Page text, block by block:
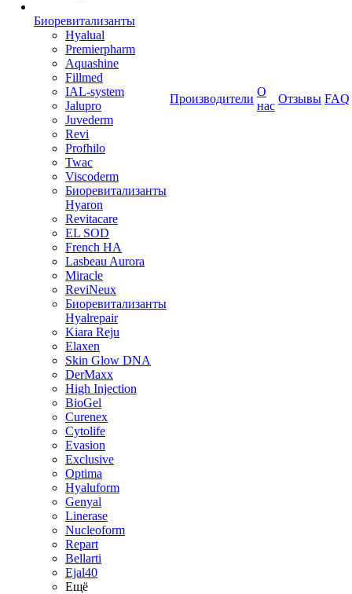
Биоревитализанты
Hyalual
Premierpharm
Aquashine
Fillmed
IAL-system
Jalupro
Juvederm
Revi
Profhilo
Twac
Viscoderm
Биоревитализанты
Hyaron
Revitacare
EL SOD
French HA
Lasbeau Aurora
Miracle
ReviNeux
Биоревитализанты
Hyalrepair
Kiara Reju
Elaxen
Skin Glow DNA
DerMaxx
High Injection
BioGel
Curenex
Cytolife
Evasion
Exclusive
Optima
Hyaluform
Genyal
Linerase
Nucleoform
Repart
Bellarti
Ejal40
Ещё
Производители
О
нас
Отзывы FAQ